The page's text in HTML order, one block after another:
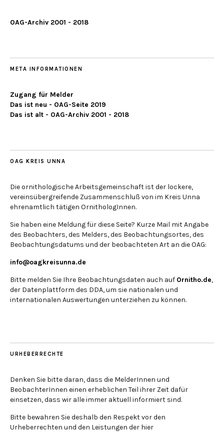
OAG-Archiv 2001 - 2018
META INFORMATIONEN
Zugang für Melder
Das ist neu - OAG-Seite 2019
Das ist alt - OAG-Archiv 2001 - 2018
OAG KREIS UNNA
Die ornithologische Arbeitsgemeinschaft ist der lockere,
vereinsübergreifende Zusammenschluß von im Kreis Unna
ehrenamtlich tätigen OrnithologInnen.
Sie haben eine Meldung für diese Seite? Kurze Mail mit Angabe
des Beobachters, des Melders, des Beobachtungsortes, des
Beobachtungsdatums und der beobachteten Art an die OAG:
info@oagkreisunna.de
Bitte melden Sie Ihre Beobachtungsdaten auch auf Ornitho.de,
der Datenplattform des DDA, um sie nationalen und
internationalen Auswertungen unterziehen zu können.
URHEBERRECHTE
Denken Sie bitte daran, dass die MelderInnen und
BeobachterInnen einen erheblichen Teil ihrer Zeit dafür
einsetzen, dass wir alle immer aktuell informiert sind.
Bitte bewahren Sie deshalb den Respekt vor den
Urheberrechten und den Leistungen der hier